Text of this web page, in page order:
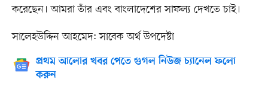
করেছেন। আমরা তাঁর এবং বাংলাদেশের সাফল্য দেখতে চাই।
সালেহউদ্দিন আহমেদ: সাবেক অর্থ উপদেষ্টা
প্রথম আলোর খবর পেতে গুগল নিউজ চ্যানেল ফলো
করুন